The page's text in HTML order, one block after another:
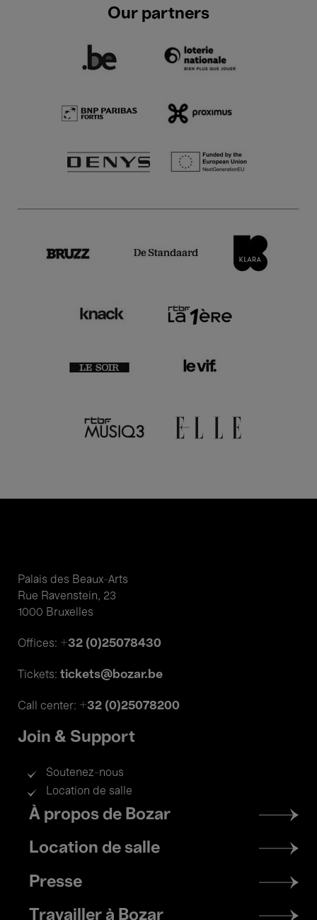
Our partners
Palais des Beaux-Arts
Rue Ravenstein, 23
1000 Bruxelles
Offices: +32 (0)25078430
Tickets: tickets@bozar.be
Call center: +32 (0)25078200
Join & Support
Soutenez-nous
Location de salle
Footer
menu
À propos de Bozar
Location de salle
Presse
Travailler à Bozar